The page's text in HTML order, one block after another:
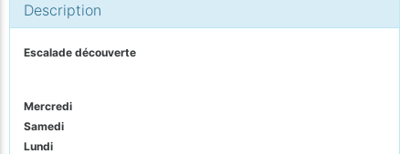
Description
Escalade découverte
Mercredi
Samedi
Lundi